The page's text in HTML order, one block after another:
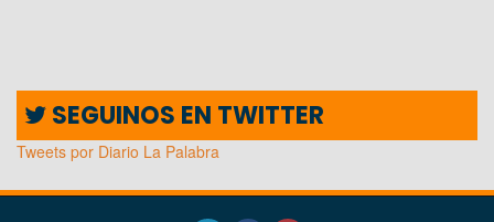
SEGUINOS EN TWITTER
Tweets por Diario La Palabra